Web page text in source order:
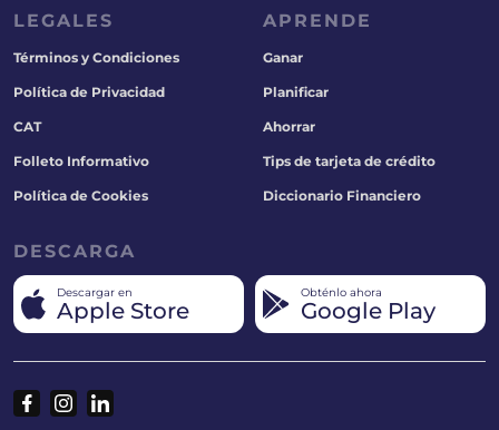
LEGALES
Términos y Condiciones
Política de Privacidad
CAT
Folleto Informativo
Política de Cookies
APRENDE
Ganar
Planificar
Ahorrar
Tips de tarjeta de crédito
Diccionario Financiero
DESCARGA
Descargar en
Apple Store
Obténlo ahora
Google Play